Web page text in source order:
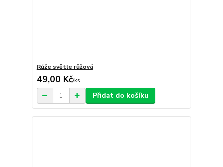
Růže světle růžová
49,00 Kč/ks
Přidat do košíku